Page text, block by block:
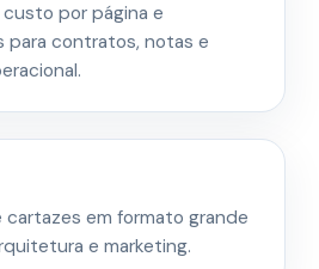
por página e
para contratos, notas e
cartazes em formato grande
e marketing.